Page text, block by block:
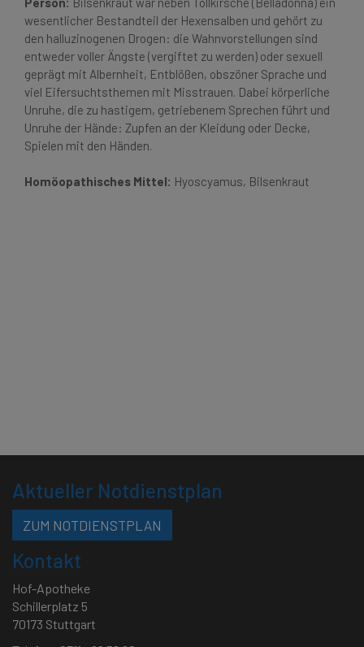
wesentlicher Bestandteil der Hexensalben und gehört zu
den halluzinogenen Drogen: die Wahnvorstellungen sind
entweder voller Ängste (vergiftet zu werden) oder sexuell
geprägt mit Albernheit, Entblößen, obszöner Sprache und
viel Eifersuchtsthemen mit Misstrauen. Dabei körperliche
Unruhe, die zu hastigem, getriebenem Sprechen führt und
Unruhe der Hände: Zupfen an der Kleidung oder Decke,
Spielen mit den Händen.
Homöopathisches Mittel: Hyoscyamus, Bilsenkraut
Aktueller Notdienstplan
ZUM NOTDIENSTPLAN
Kontakt
Hof-Apotheke
Schillerplatz 5
70173 Stuttgart